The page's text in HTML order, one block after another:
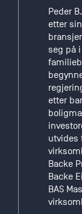
fem
med
opp
29.
1946
lite
Peder
etter
seg på
etter
utvides
Backe
Backe
BAS